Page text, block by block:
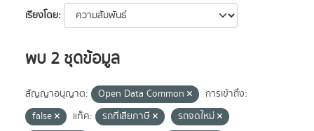
เรียงโดย
พบ 2 ชุดข้อมูล
สัญญาอนุญาต: Open Data Common
การเข้าถึง:
false
แท็ค: รถที่เสียภาษี
รถจดใหม่